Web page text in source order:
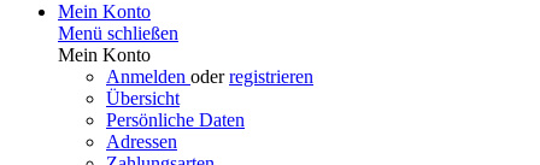
Mein Konto
Menü schließen
Mein Konto
Anmelden oderregistrieren
Übersicht
Persönliche Daten
Adressen